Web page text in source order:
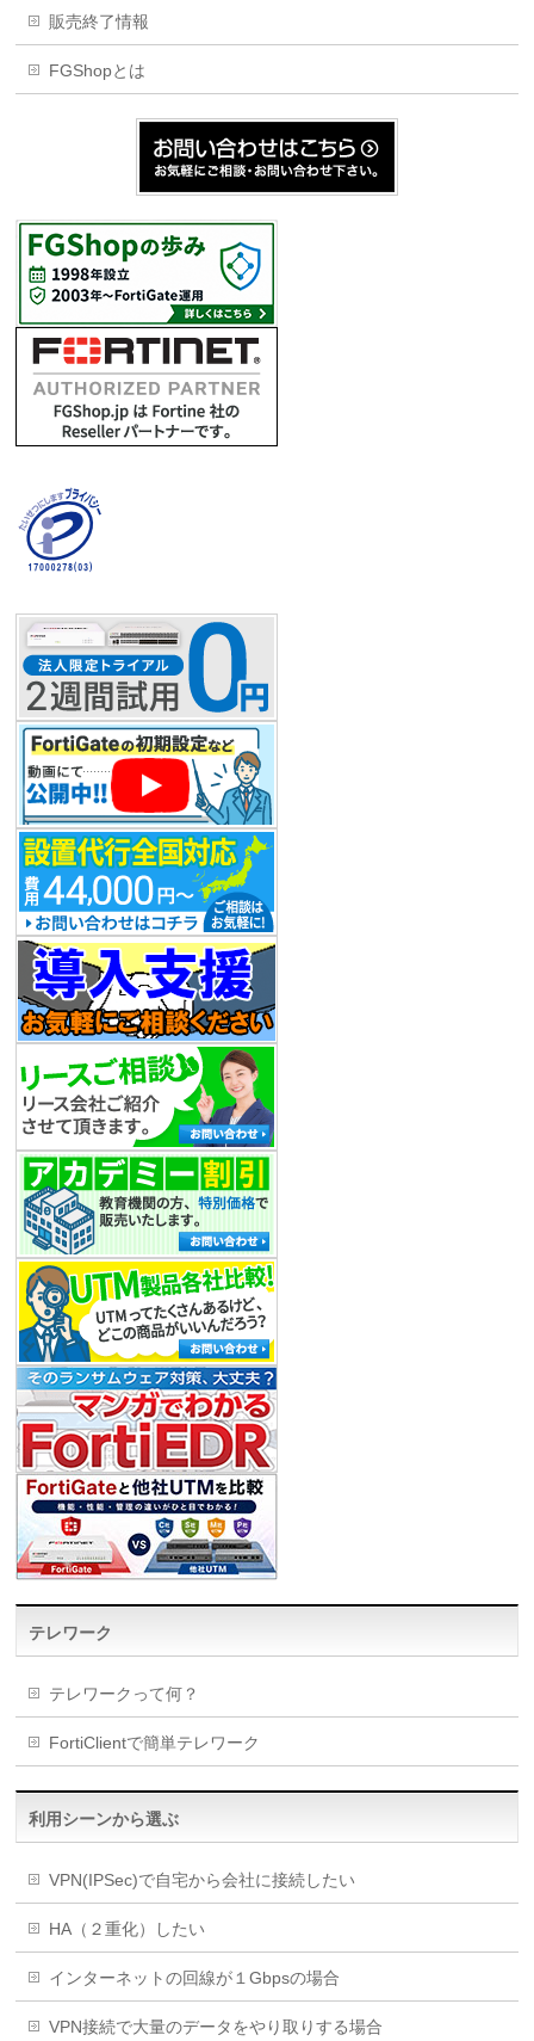
販売終了情報
FGShopとは
テレワーク
テレワークって何？
FortiClientで簡単テレワーク
利用シーンから選ぶ
VPN(IPSec)で自宅から会社に接続したい
HA（２重化）したい
インターネットの回線が１Gbpsの場合
VPN接続で大量のデータをやり取りする場合